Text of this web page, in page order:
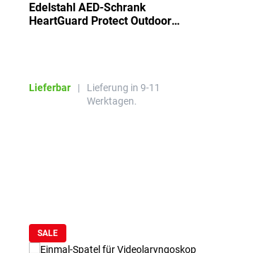
Edelstahl AED-Schrank
HeartGuard Protect Outdoor
Lieferbar |
Lieferung in 9-11
Werktagen.
SALE